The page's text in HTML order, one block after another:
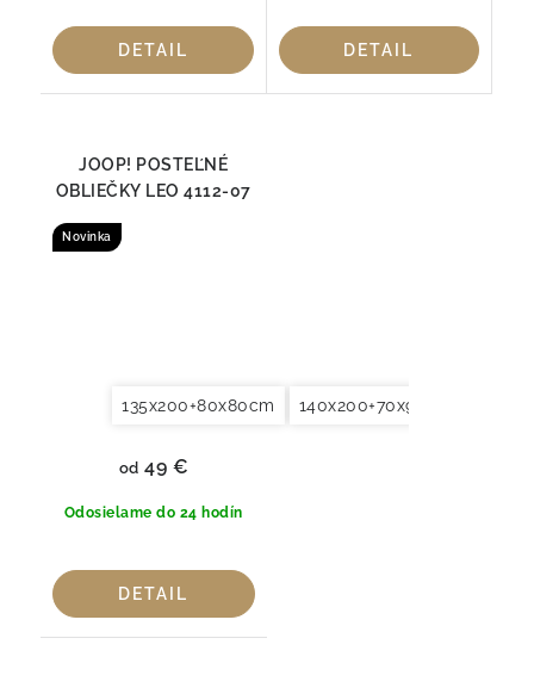
DETAIL DETAIL
JOOP! POSTEĽNÉ
OBLIEČKY LEO 4112-07
Novinka
135x200+80x80cm 140x200+70x90cm
Odosielame do 24 hodín
od 49 €
DETAIL